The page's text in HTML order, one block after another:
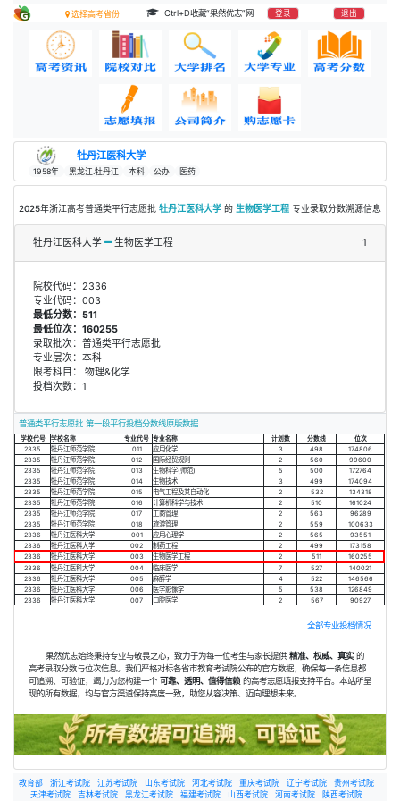
选择高考省份 Ctrl+D收藏“果然优志”网 登录 退出
牡丹江医科大学
1958年 黑龙江.牡丹江 本科 公办 医药
2025年浙江高考普通类平行志愿批 牡丹江医科大学 的 生物医学工程 专业录取分数溯源信息
牡丹江医科大学 生物医学工程 1
院校代码：2336
专业代码：003
最低分数：511
最低位次：160255
录取批次：普通类平行志愿批
专业层次：本科
限考科目： 物理&化学
投档次数：1
普通类平行志愿批 第一段平行投档分数线原版数据
学校代号 学校名称 专业代号 专业名称 计划数 分数线
位次
2335
牡丹江师范学院 011 应用化学 3 498
174806
2335
牡丹江师范学院 012 国际经贸规则 2 560
99600
2335
牡丹江师范学院 013 生物科学(师范) 5 500
172764
2335
牡丹江师范学院 014 生物技术 3 499
174094
2335
牡丹江师范学院 015 电气工程及其自动化 2 532
134318
2335
牡丹江师范学院 016 计算机科学与技术 2 510
161024
2335
牡丹江师范学院 017 工商管理 2 563
96289
2335
牡丹江师范学院 018 旅游管理 2 559
100633
2336
牡丹江医科大学 001 应用心理学 2 565
93551
2336
牡丹江医科大学 002 制药工程 2 499
173158
2336
牡丹江医科大学 003 生物医学工程 2 511
160255
2336
牡丹江医科大学 004 临床医学 7 527
140021
2336
牡丹江医科大学 005 麻醉学 4 522
146566
2336
牡丹江医科大学 006 医学影像学 5 538
126849
2336
牡丹江医科大学 007 口腔医学 2 567 90927
全部专业投档情况
果然优志始终秉持专业与敬畏之心，致力于为每一位考生与家长提供 精准、权威、真实的
高考录取分数与位次信息。我们严格对标各省市教育考试院公布的官方数据，确保每一条信息都
可追溯、可验证，竭力为您构建一个 可靠、透明、值得信赖 的高考志愿填报支持平台。本站所呈
现的所有数据，均与官方渠道保持高度一致，助您从容决策、迈向理想未来。
教育部 浙江考试院 江苏考试院 山东考试院 河北考试院 重庆考试院 辽宁考试院
贵州考试院
天津考试院
吉林考试院 黑龙江考试院 福建考试院 山西考试院 河南考试院
陕西考试院